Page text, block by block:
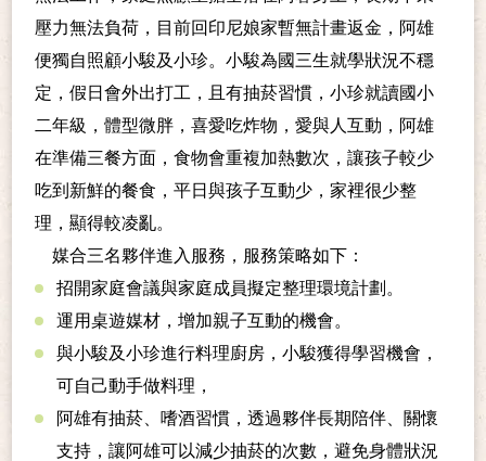
壓力無法負荷，目前回印尼娘家暫無計畫返金，阿雄
便獨自照顧小駿及小珍。小駿為國三生就學狀況不穩
定，假日會外出打工，且有抽菸習慣，小珍就讀國小
二年級，體型微胖，喜愛吃炸物，愛與人互動，阿雄
在準備三餐方面，食物會重複加熱數次，讓孩子較少
吃到新鮮的餐食，平日與孩子互動少，家裡很少整
理，顯得較凌亂。
媒合三名夥伴進入服務，服務策略如下：
招開家庭會議與家庭成員擬定整理環境計劃。
運用桌遊媒材，增加親子互動的機會。
與小駿及小珍進行料理廚房，小駿獲得學習機會，
可自己動手做料理，
阿雄有抽菸、嗜酒習慣，透過夥伴長期陪伴、關懷
支持，讓阿雄可以減少抽菸的次數，避免身體狀況